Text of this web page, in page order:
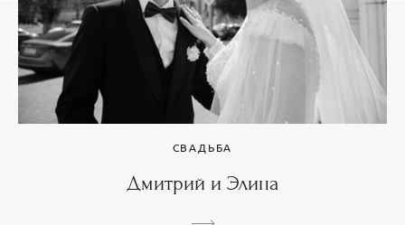
СВАДЬБА
Дмитрий и Элина